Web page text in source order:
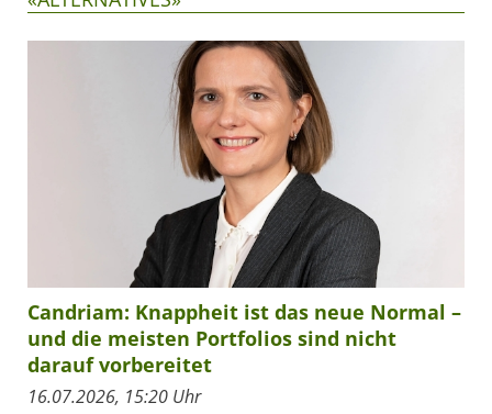
Candriam: Knappheit ist das neue Normal –
und die meisten Portfolios sind nicht
darauf vorbereitet
16.07.2026, 15:20 Uhr